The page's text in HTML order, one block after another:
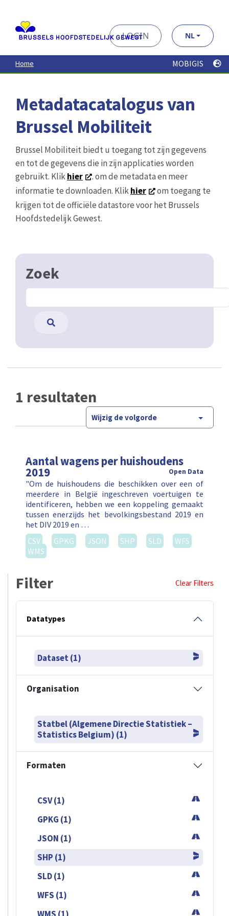
contenu
principal
LOGIN
MOBIGIS
Metadatacatalogus van
Brussel Mobiliteit
Brussel Mobiliteit biedt u toegang tot zijn gegevens
en tot de gegevens die in zijn applicaties worden
gebruikt. Klik hier
. om de metadata en meer
informatie te downloaden. Klik hier
om toegang te
krijgen tot de officiële datastore voor het Brussels
Hoofdstedelijk Gewest.
Zoek
1 resultaten
Wijzig de volgorde
Aantal wagens per huishoudens
2019 Open Data
"Om de huishoudens die beschikken over een of
meerdere in België ingeschreven voertuigen te
identificeren, hebben we een koppeling gemaakt
tussen enerzijds het bevolkingsbestand 2019 en
het DIV 2019 en …
CSV
GPKG JSON SHP SLD
WFS
WMS
Filter Clear Filters
Datatypes
Dataset (1)
Organisation
Statbel (Algemene Directie Statistiek –
Statistics Belgium) (1)
Formaten
CSV (1)
GPKG (1)
JSON (1)
SHP (1)
SLD (1)
WFS (1)
WMS (1)